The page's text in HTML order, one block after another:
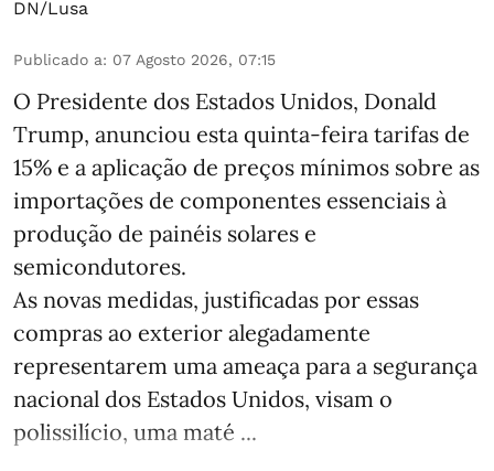
DN/Lusa
Publicado a: 07 Agosto 2026, 07:15
O Presidente dos Estados Unidos, Donald
Trump, anunciou esta quinta-feira tarifas de
15% e a aplicação de preços mínimos sobre as
importações de componentes essenciais à
produção de painéis solares e
semicondutores.
As novas medidas, justificadas por essas
compras ao exterior alegadamente
representarem uma ameaça para a segurança
nacional dos Estados Unidos, visam o
polissilício, uma maté ...